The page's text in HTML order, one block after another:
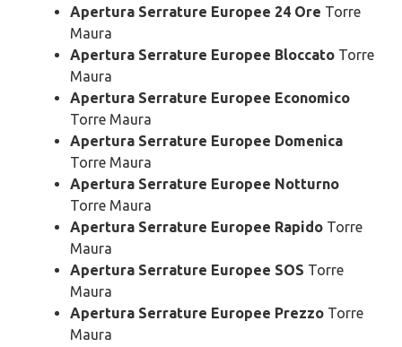
Apertura Serrature Europee 24 Ore Torre
Maura
Apertura Serrature Europee Bloccato Torre
Maura
Apertura Serrature Europee Economico
Torre Maura
Apertura Serrature Europee Domenica
Torre Maura
Apertura Serrature Europee Notturno
Torre Maura
Apertura Serrature Europee Rapido Torre
Maura
Apertura Serrature Europee SOS Torre
Maura
Apertura Serrature Europee Prezzo Torre
Maura